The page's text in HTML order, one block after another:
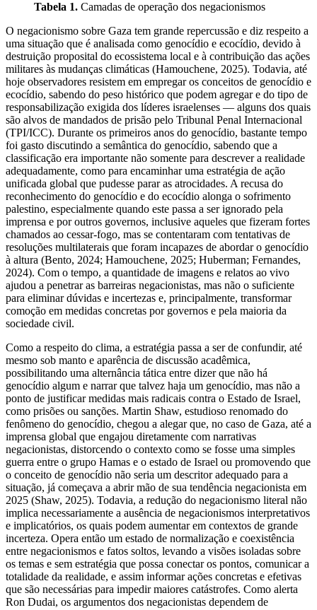
Tabela 1. Camadas de operação dos negacionismos
O negacionismo sobre Gaza tem grande repercussão e diz respeito a
uma situação que é analisada como genocídio e ecocídio, devido à
destruição proposital do ecossistema local e à contribuição das ações
militares às mudanças climáticas (Hamouchene, 2025). Todavia, até
hoje observadores resistem em empregar os conceitos de genocídio e
ecocídio, sabendo do peso histórico que podem agregar e do tipo de
responsabilização exigida dos líderes israelenses — alguns dos quais
são alvos de mandados de prisão pelo Tribunal Penal Internacional
(TPI/ICC). Durante os primeiros anos do genocídio, bastante tempo
foi gasto discutindo a semântica do genocídio, sabendo que a
classificação era importante não somente para descrever a realidade
adequadamente, como para encaminhar uma estratégia de ação
unificada global que pudesse parar as atrocidades. A recusa do
reconhecimento do genocídio e do ecocídio alonga o sofrimento
palestino, especialmente quando este passa a ser ignorado pela
imprensa e por outros governos, inclusive aqueles que fizeram fortes
chamados ao cessar-fogo, mas se contentaram com tentativas de
resoluções multilaterais que foram incapazes de abordar o genocídio
à altura (Bento, 2024; Hamouchene, 2025; Huberman; Fernandes,
2024). Com o tempo, a quantidade de imagens e relatos ao vivo
ajudou a penetrar as barreiras negacionistas, mas não o suficiente
para eliminar dúvidas e incertezas e, principalmente, transformar
comoção em medidas concretas por governos e pela maioria da
sociedade civil.
Como a respeito do clima, a estratégia passa a ser de confundir, até
mesmo sob manto e aparência de discussão acadêmica,
possibilitando uma alternância tática entre dizer que não há
genocídio algum e narrar que talvez haja um genocídio, mas não a
ponto de justificar medidas mais radicais contra o Estado de Israel,
como prisões ou sanções. Martin Shaw, estudioso renomado do
fenômeno do genocídio, chegou a alegar que, no caso de Gaza, até a
imprensa global que engajou diretamente com narrativas
negacionistas, distorcendo o contexto como se fosse uma simples
guerra entre o grupo Hamas e o estado de Israel ou promovendo que
o conceito de genocídio não seria um descritor adequado para a
situação, já começava a abrir mão de sua tendência negacionista em
2025 (Shaw, 2025). Todavia, a redução do negacionismo literal não
implica necessariamente a ausência de negacionismos interpretativos
e implicatórios, os quais podem aumentar em contextos de grande
incerteza. Opera então um estado de normalização e coexistência
entre negacionismos e fatos soltos, levando a visões isoladas sobre
os temas e sem estratégia que possa conectar os pontos, comunicar a
totalidade da realidade, e assim informar ações concretas e efetivas
que são necessárias para impedir maiores catástrofes. Como alerta
Ron Dudai, os argumentos dos negacionistas dependem de